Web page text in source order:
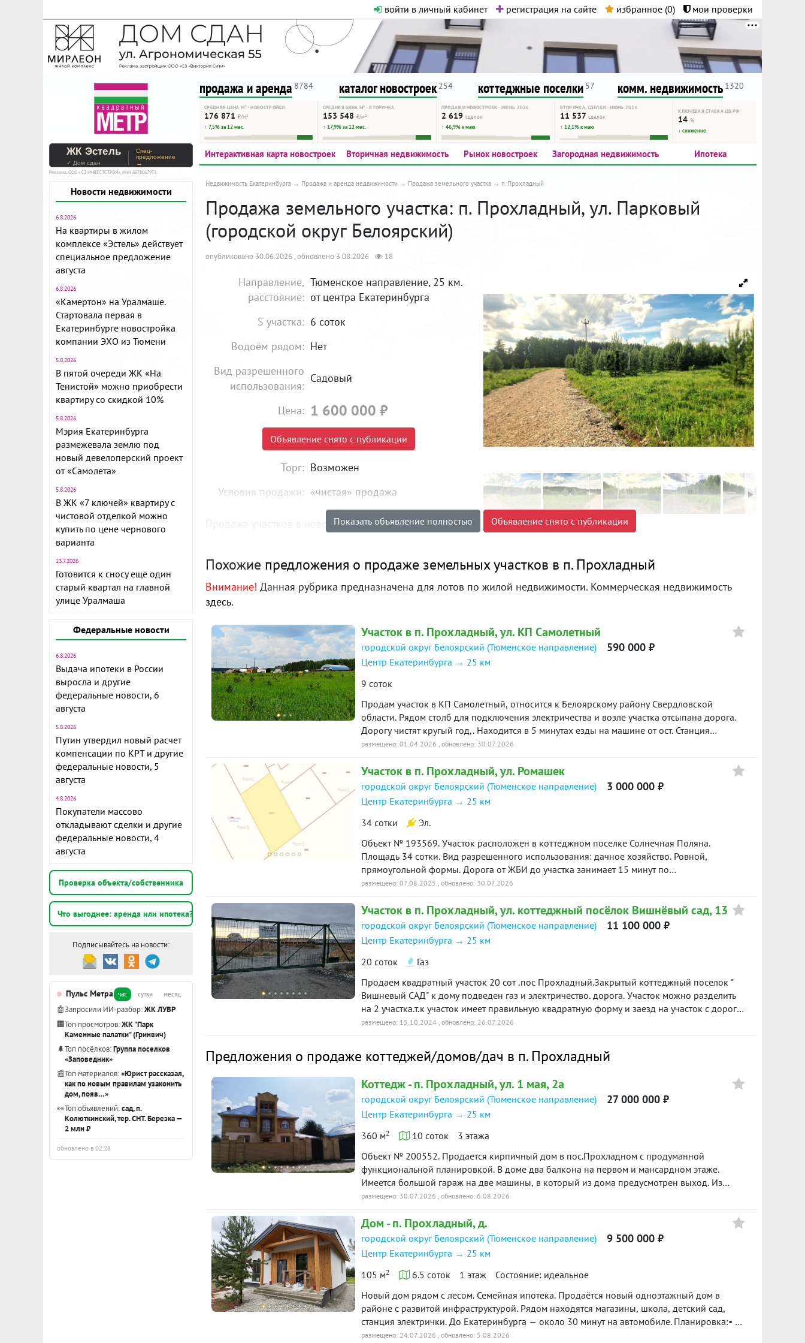
войти в личный кабинет регистрация на сайте избранное (0) мои проверки
На Метре реклама - только нормальная. Никакого шок-контента.
Помогайте независимому ресурсу, как он помогает вам. Удачи!
продажа и аренда 8784 каталог новостроек 254 коттеджные поселки 57 комм. недвижимость 1320
СРЕДНЯЯ ЦЕНА М² · НОВОСТРОЙКИ
176 871 ₽/м²
↑ 7,5% за 12 мес.
СРЕДНЯЯ ЦЕНА М² · ВТОРИЧКА
153 548 ₽/м²
↑ 17,9% за 12 мес.
ПРОДАЖИ НОВОСТРОЕК · ИЮНЬ 2026
2 619 сделок
↑ 46,9% к маю
ВТОРИЧКА, СДЕЛКИ · ИЮНЬ 2026
11 537 сделок
↑ 12,1% к маю
КЛЮЧЕВАЯ СТАВКА ЦБ РФ
14%
↓ снижение
ЖК Эстель
✓ Дом сдан
Спец-
предложение
→
Реклама. ООО «СЗ ИНВЕСТСТРОЙ», ИНН 6678067973
Новости недвижимости
6.8.2026
На квартиры в жилом
комплексе «Эстель» действует
специальное предложение
августа
6.8.2026
«Камертон» на Уралмаше.
Стартовала первая в
Екатеринбурге новостройка
компании ЭХО из Тюмени
5.8.2026
В пятой очереди ЖК «На
Тенистой» можно приобрести
квартиру со скидкой 10%
5.8.2026
Мэрия Екатеринбурга
размежевала землю под
новый девелоперский проект
от «Самолета»
5.8.2026
В ЖК «7 ключей» квартиру с
чистовой отделкой можно
купить по цене чернового
варианта
13.7.2026
Готовится к сносу ещё один
старый квартал на главной
улице Уралмаша
Федеральные новости
6.8.2026
Выдача ипотеки в России
выросла и другие
федеральные новости, 6
августа
5.8.2026
Путин утвердил новый расчет
компенсации по КРТ и другие
федеральные новости, 5
августа
4.8.2026
Покупатели массово
откладывают сделки и другие
федеральные новости, 4
августа
Проверка объекта/собственника
Что выгоднее: аренда или ипотека?
Подписывайтесь на новости:
Пульс Метра час сутки месяц
🤖Запросили ИИ-разбор:ЖК ЛУВР
🏢Топ просмотров:ЖК "Парк
Каменные палатки" (Гринвич)
🌲Топ посёлков:Группа поселков
«Заповедник»
📰Топ материалов:«Юрист рассказал,
как по новым правилам узаконить
дом, появ…»
👀Топ объявлений:сад, п.
Колюткинский, тер. СНТ. Березка —
2 млн ₽
обновлено в 02:28
Интерактивная карта новостроек Вторичная недвижимость Рынок новостроек Загородная недвижимость Ипотека
Недвижимость Екатеринбурга Продажа и аренда недвижимости Продажа земельного участка п. Прохладный
Продажа земельного участка: п. Прохладный, ул. Парковый
(городской округ Белоярский)
опубликовано 30.06.2026 , обновлено 3.08.2026 18
Направление,
расстояние:
Тюменское направление, 25 км.
от центра Екатеринбурга
S участка: 6 соток
Водоём рядом: Нет
Вид разрешенного
использования:
Садовый
Цена: 1 600 000 ₽
Объявление снято с публикации
Торг: Возможен
Условия продажи: «чистая» продажа
Продажа участков в новом коттеджном поселке!
планируется свой парк, детский сад, магазин, детская
площадка
ID объекта в нашей базе: 813
Показать объявление полностью Объявление снято с публикации
Похожие предложения о продаже земельных участков в п. Прохладный
Внимание! Данная рубрика предназначена для лотов по жилой недвижимости. Коммерческая недвижимость
здесь.
Участок в п. Прохладный, ул. КП Самолетный
городской округ Белоярский (Тюменское направление)
Центр Екатеринбурга → 25 км
9 соток
590 000 ₽
Продам участок в КП Самолетный, относится к Белоярскому району Свердловской
области. Рядом столб для подключения электричества и возле участка отсыпана дорога.
Дорогу чистят кругый год,. Находится в 5 минутах езды на машине от ост. Станция
Кольцово, между Арамильским трактом и дублёром Сибирского тракта. В округе лес:
,37 соток66:06:4501018:4076 -9,38 соток. ID объекта в нашей базе: 18639
размещено: 01.04.2026 , обновлено: 30.07.2026
Участок в п. Прохладный, ул. Ромашек
городской округ Белоярский (Тюменское направление)
Центр Екатеринбурга → 25 км
34 сотки
Эл.
3 000 000 ₽
Объект № 193569. Участок расположен в коттеджном поселке Солнечная Поляна.
Площадь 34 сотки. Вид разрешенного использования: дачное хозяйство. Ровной,
прямоугольной формы. Дорога от ЖБИ до участка занимает 15 минут по
асфальтированному покрытию.
размещено: 07.08.2025 , обновлено: 30.07.2026
Участок в п. Прохладный, ул. коттеджный посёлок Вишнёвый сад, 13
городской округ Белоярский (Тюменское направление)
Центр Екатеринбурга → 25 км
20 соток
Газ
11 100 000 ₽
Продаем квадратный участок 20 сот .пос Прохладный.Закрытый коттеджный поселок "
Вишневый САД" к дому подведен газ и электричество. дорога. Участок можно разделить
на 2 участка.т.к участок имеет правильную квадратную форму и заезд на участок с дороги
можно с двух сторон..Рядом магазины.Расстояние от Екатеринбурга 23 км. от Аэропорта
промышленное назначение.Мы работаем для вас:пн-пт - с 10 до 20,сб - с 10 до 17,вс -
нерабочий день ID объекта в нашей базе: 678
размещено: 15.10.2024 , обновлено: 26.07.2026
Предложения о продаже коттеджей/домов/дач в п. Прохладный
Коттедж - п. Прохладный, ул. 1 мая, 2а
городской округ Белоярский (Тюменское направление)
Центр Екатеринбурга → 25 км
360 м2 10 соток 3 этажа
27 000 000 ₽
Объект № 200552. Продается кирпичный дом в пос.Прохладном с продуманной
функциональной планировкой. В доме два балкона на первом и мансардном этаже.
Имеется большой гараж на две машины, в который из дома предусмотрен выход. Из
гаража идет вход в котельную и спуск в подвал. Подвальное помещения большое на вся
различные нужды. Кроме того на территории участка имеется гостевой дом площадью 35
кв.м, с отоплением и заведенной водой. Площадка перед домом выложена плиткой. На
втором и третьем этаже дома сделан ремонт с использованием дорогих качественных
материалов. За домом имеется беседка для отдыха. ***Гарантийный сертификат «Защита
собственности» по данному объекту в подарок***
размещено: 30.07.2026 , обновлено: 6.08.2026
Дом - п. Прохладный, д.
городской округ Белоярский (Тюменское направление)
Центр Екатеринбурга → 25 км
105 м2 6.5 соток 1 этаж Состояние: идеальное
9 500 000 ₽
Новый дом рядом с лесом. Семейная ипотека. Продаётся новый одноэтажный дом в
районе с развитой инфраструктурой. Рядом находятся магазины, школа, детский сад,
станция электрички. До Екатеринбурга — около 30 минут на автомобиле. Планировка:• 3
спальные комнаты• Просторная кухня-гостиная• Санузел• Котельная• крытая терраса
размещено: 24.07.2026 , обновлено: 5.08.2026